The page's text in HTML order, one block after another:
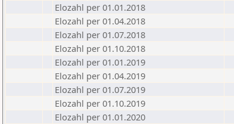
Elozahl per 01.01.2018
Elozahl per 01.04.2018
Elozahl per 01.07.2018
Elozahl per 01.10.2018
Elozahl per 01.01.2019
Elozahl per 01.04.2019
Elozahl per 01.07.2019
Elozahl per 01.10.2019
Elozahl per 01.01.2020